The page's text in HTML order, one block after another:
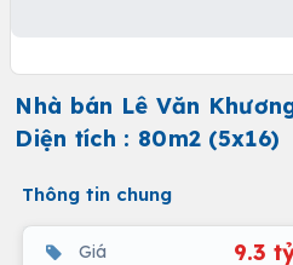
Nhà bán Lê Văn
Diện tích : 80m2 (5x16)
Thông tin chung
Giá 9.3